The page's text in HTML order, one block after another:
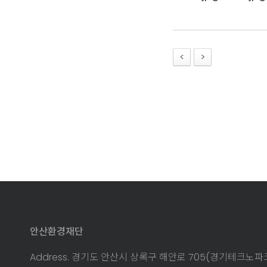
안산환경재단
Address. 경기도 안산시 상록구 해안로 705(경기테크노파